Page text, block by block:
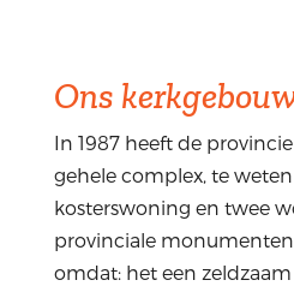
Ons
In 1987 heeft de
gehele complex, te
kosterswoning en twee
provinciale
omdat: het een